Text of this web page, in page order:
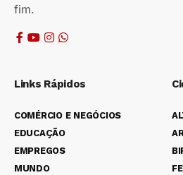
fim.
Links Rápidos
COMÉRCIO E NEGÓCIOS
EDUCAÇÃO
EMPREGOS
MUNDO